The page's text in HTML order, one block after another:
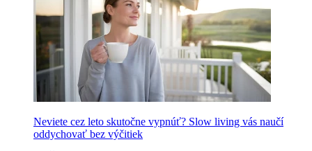
Neviete cez leto skutočne vypnúť? Slow living vás naučí
oddychovať bez výčitiek